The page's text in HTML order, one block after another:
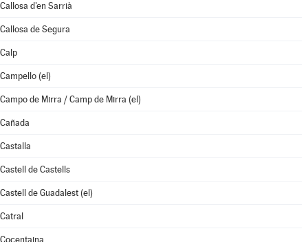
Callosa d'en Sarrià
Callosa de Segura
Calp
Campello (el)
Campo de Mirra / Camp de Mirra (el)
Cañada
Castalla
Castell de Castells
Castell de Guadalest (el)
Catral
Cocentaina